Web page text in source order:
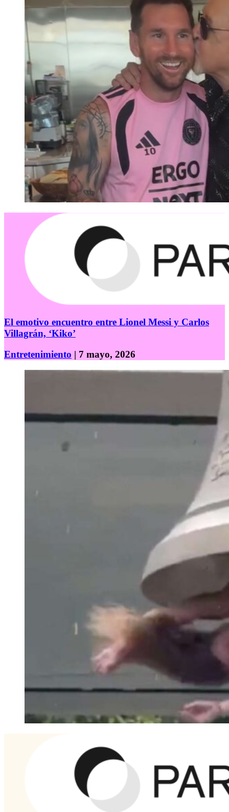
El emotivo encuentro entre Lionel Messi y Carlos
Villagrán, ‘Kiko’
Entretenimiento | 7 mayo, 2026